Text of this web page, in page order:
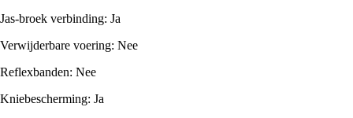
Jas-broek verbinding: Ja
Verwijderbare voering: Nee
Reflexbanden: Nee
Kniebescherming: Ja